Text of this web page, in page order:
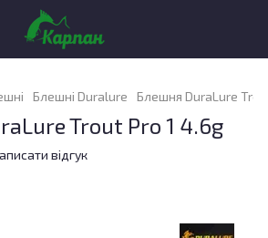
Блешні Duralure Блешня DuraLure
Trout Pro 1 4.6g
відгук